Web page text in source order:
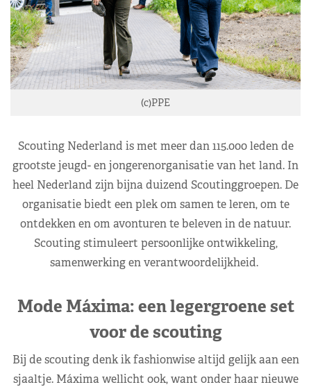
(c)PPE
Scouting Nederland is met meer dan 115.000 leden de
grootste jeugd- en jongerenorganisatie van het land. In
heel Nederland zijn bijna duizend Scoutinggroepen. De
organisatie biedt een plek om samen te leren, om te
ontdekken en om avonturen te beleven in de natuur.
Scouting stimuleert persoonlijke ontwikkeling,
samenwerking en verantwoordelijkheid.
Mode Máxima: een legergroene set
voor de scouting
Bij de scouting denk ik fashionwise altijd gelijk aan een
sjaaltje. Máxima wellicht ook, want onder haar nieuwe